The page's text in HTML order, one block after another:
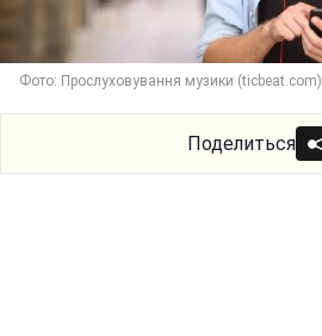
Фото: Прослуховування музики (ticbeat.com)
Поделиться